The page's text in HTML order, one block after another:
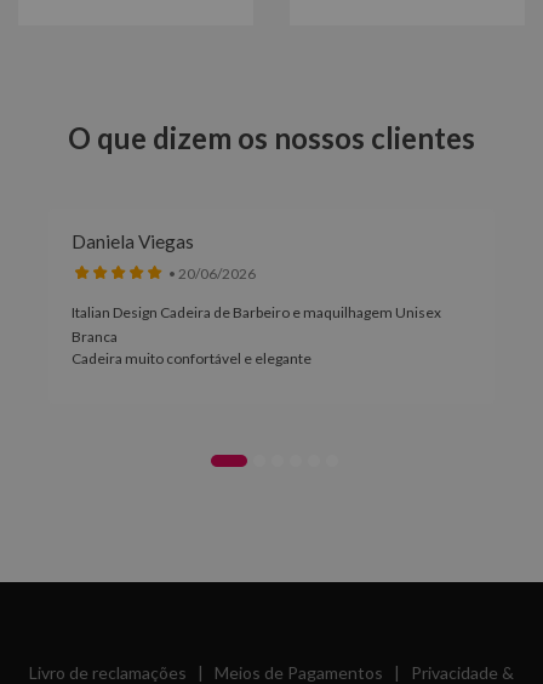
O que dizem os nossos clientes
Daniela Viegas
• 20/06/2026
Italian Design Cadeira de Barbeiro e maquilhagem Unisex
Branca
Cadeira muito confortável e elegante
Livro de reclamações | Meios de Pagamentos |
Privacidade &